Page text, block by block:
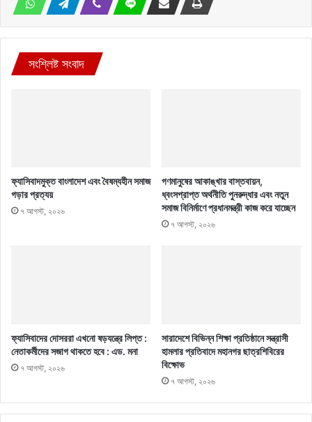
সংশ্লিষ্ট সংবাদ
ফ্যাসিবাদমুক্ত বাংলাদেশ এবং বৈষম্যহীন সমাজ
গড়ার প্রত্যয়
৭ আগস্ট, ২০২৬
গণমানুষের আকাঙ্খার বাস্তবায়ন,
ধ্বংসপ্রাপ্ত অর্থনীতি পুনরুদ্ধার এবং নতুন
সমাজ বিনির্মাণে প্রধানমন্ত্রী কাজ করে যাচ্ছেন
৭ আগস্ট, ২০২৬
ফ্যাসিবাদের দোসররা এখনো ষড়যন্ত্রে লিপ্ত :
নেতাকর্মীদের সজাগ থাকতে হবে : এড. মনা
৭ আগস্ট, ২০২৬
সারাদেশে বিভিন্ন শিক্ষা প্রতিষ্ঠানে সন্ত্রাসী
হামলার প্রতিবাদে মহানগর ছাত্রশিবিরের
বিক্ষোভ
৭ আগস্ট, ২০২৬